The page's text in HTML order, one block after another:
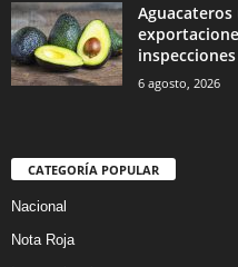
Aguacateros
inspecciones
6 agosto, 2026
CATEGORÍA POPULAR
Nacional
Nota Roja